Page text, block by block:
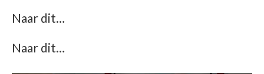
Naar dit…
Naar dit…